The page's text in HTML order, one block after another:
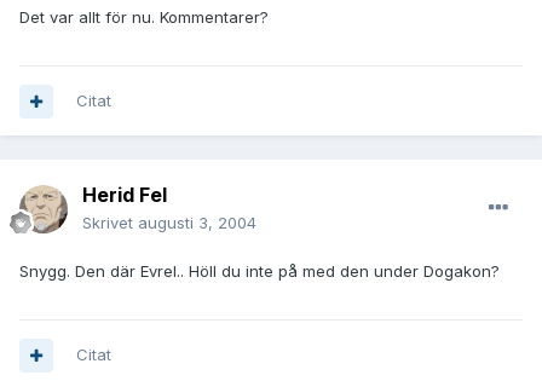
Det var allt för nu. Kommentarer?
Citat
Herid Fel
Skrivet augusti 3, 2004
Snygg. Den där Evrel.. Höll du inte på med den under Dogakon?
Citat